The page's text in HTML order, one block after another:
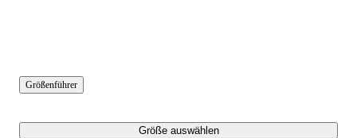
Größenführer
Größe auswählen